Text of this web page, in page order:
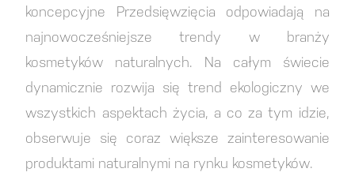
koncepcyjne Przedsięwzięcia odpowiadają na
najnowocześniejsze trendy w branży
kosmetyków naturalnych. Na całym świecie
dynamicznie rozwija się trend ekologiczny we
wszystkich aspektach życia, a co za tym idzie,
obserwuje się coraz większe zainteresowanie
produktami naturalnymi na rynku kosmetyków.